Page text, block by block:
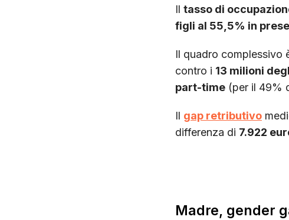
Il tasso di
figli al 55,5% in
Il quadro complessivo
contro i 13 milioni
part-time (per il 49%
Il gap retributivo
differenza di 7.922
Madre, gender